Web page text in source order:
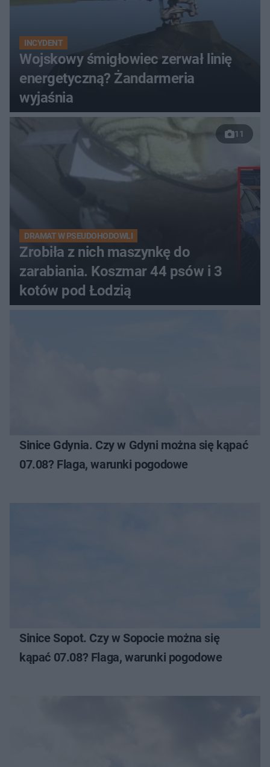
INCYDENT
Wojskowy śmigłowiec zerwał linię
energetyczną? Żandarmeria
wyjaśnia
11
DRAMAT W PSEUDOHODOWLI
Zrobiła z nich maszynkę do
zarabiania. Koszmar 44 psów i 3
kotów pod Łodzią
Sinice Gdynia. Czy w Gdyni można się kąpać
07.08? Flaga, warunki pogodowe
Sinice Sopot. Czy w Sopocie można się
kąpać 07.08? Flaga, warunki pogodowe